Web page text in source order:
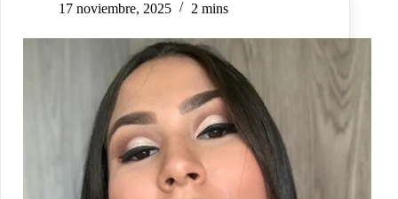
17 noviembre, 2025 2 mins